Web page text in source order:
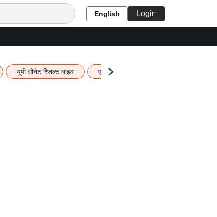
English Login
यूपी सीनेट रिजल्ट लाइव एचबीएसई 12वीं का रिजल्ट लाइव